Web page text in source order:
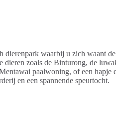
dierenpark waarbij u zich waant
dieren zoals de Binturong, de
paalwoning, of een
en een spannende speurtocht.